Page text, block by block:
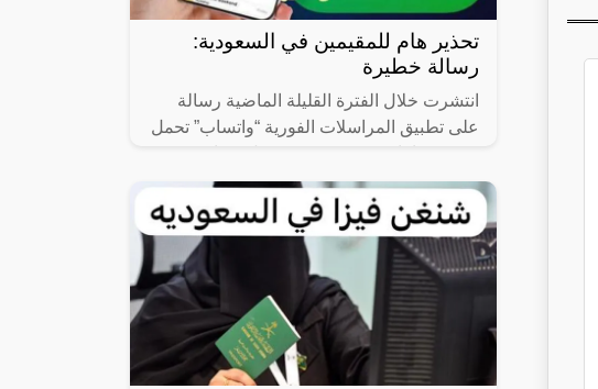
تحذير هام للمقيمين في السعودية:
رسالة خطيرة
انتشرت خلال الفترة القليلة الماضية رسالة
على تطبيق المراسلات الفورية “واتساب” تحمل
كبيرة، حيث تزعم تلك الرسائل وجود فرص
عمل